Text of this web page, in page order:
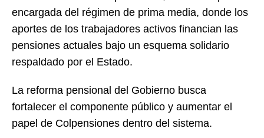
encargada del régimen de prima media, donde los
aportes de los trabajadores activos financian las
pensiones actuales bajo un esquema solidario
respaldado por el Estado.
La reforma pensional del Gobierno busca
fortalecer el componente público y aumentar el
papel de Colpensiones dentro del sistema.